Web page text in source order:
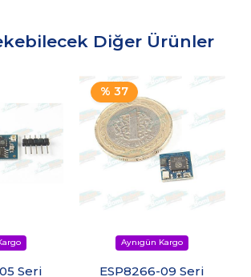
Diğer Ürünler
Seri
% 37
ESP8266-09 Seri